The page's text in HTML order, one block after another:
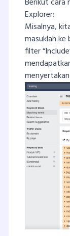
Berikut cara
Explorer:
Misalnya,
masuklah
filter